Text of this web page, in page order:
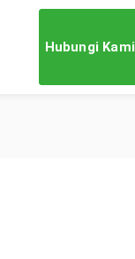
Hubungi Kami